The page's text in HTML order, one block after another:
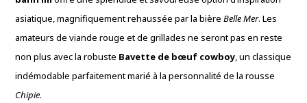
asiatique,magnifiquement rehaussée par la bièreBelle Mer. Les
amateurs de viande rouge et de grillades ne seront pas en reste
non plus avec la robuste Bavette de bœuf cowboy,un classique
indémodable parfaitement marié à la personnalité de la rousse
Chipie.